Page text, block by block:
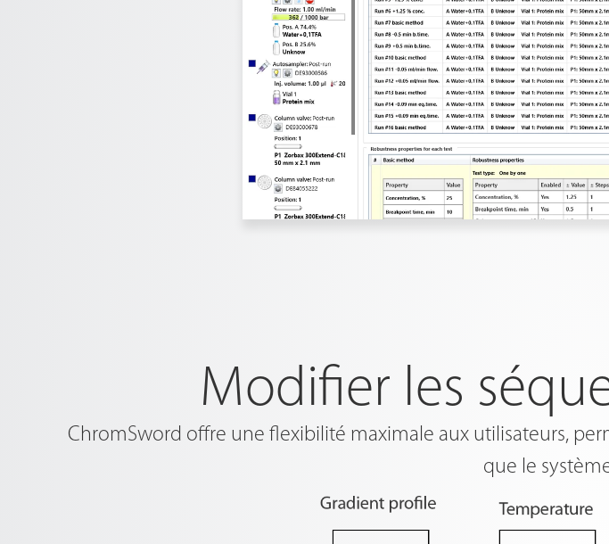
Modifier les
ChromSword offre une flexibilité maximale aux utilisateurs,
que le